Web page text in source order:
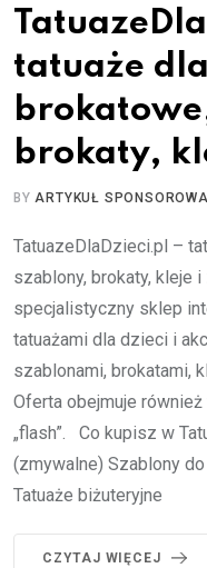
tatuaże
brokaty,
BYARTYKUŁ
TatuazeDlaDzieci.pl –
szablony, brokaty, kleje
specjalistyczny sklep
tatuażami dla dzieci i
szablonami, brokatami,
Oferta obejmuje
„flash”. Co kupisz w
(zmywalne) Szablony
Tatuaże biżuteryjne
CZYTAJ WIĘCEJ